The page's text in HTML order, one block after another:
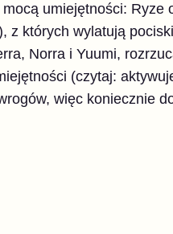
umiejętności:
z których wylatują
Norra i Yuumi,
(czytaj:
więc koniecznie